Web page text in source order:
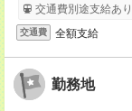
交通費別途支給あり
交通費 全額支給
勤務地